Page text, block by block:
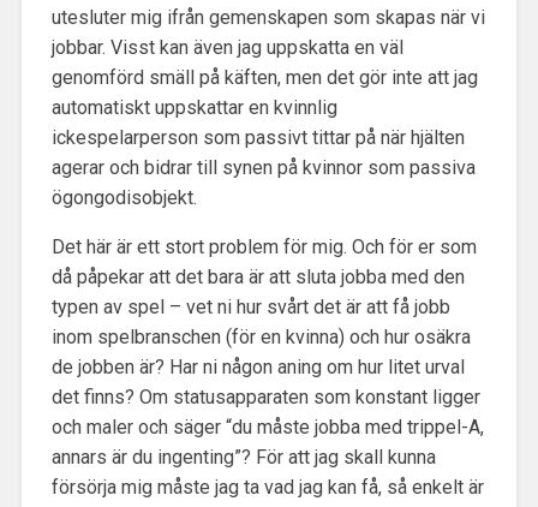
utesluter mig ifrån gemenskapen som skapas när vi
jobbar. Visst kan även jag uppskatta en väl
genomförd smäll på käften, men det gör inte att jag
automatiskt uppskattar en kvinnlig
ickespelarperson som passivt tittar på när hjälten
agerar och bidrar till synen på kvinnor som passiva
ögongodisobjekt.
Det här är ett stort problem för mig. Och för er som
då påpekar att det bara är att sluta jobba med den
typen av spel – vet ni hur svårt det är att få jobb
inom spelbranschen (för en kvinna) och hur osäkra
de jobben är? Har ni någon aning om hur litet urval
det finns? Om statusapparaten som konstant ligger
och maler och säger “du måste jobba med trippel-A,
annars är du ingenting”? För att jag skall kunna
försörja mig måste jag ta vad jag kan få, så enkelt är